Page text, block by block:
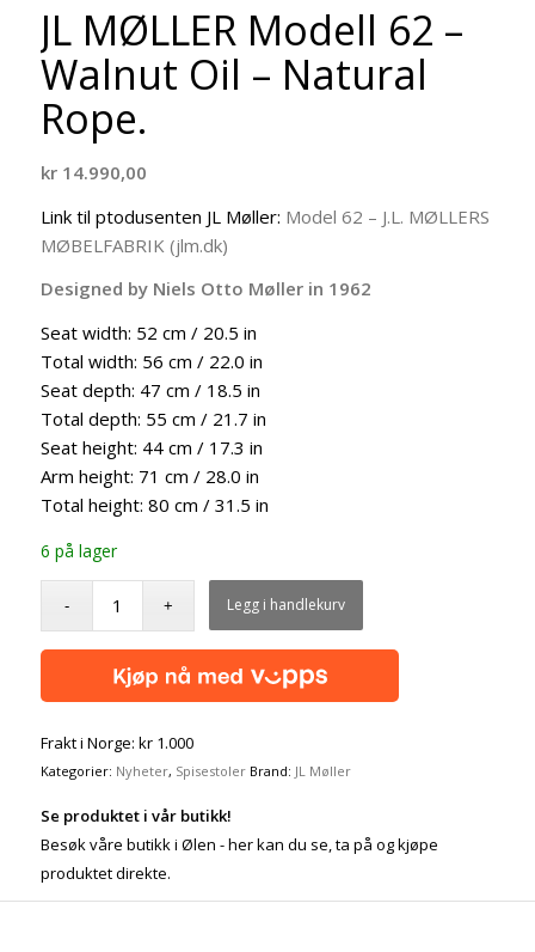
JL MØLLER Modell 62 –
Walnut Oil – Natural
Rope.
kr14.990,00
Link til ptodusenten JL Møller: Model 62 – J.L. MØLLERS
MØBELFABRIK (jlm.dk)
Designed by Niels Otto Møller in 1962
Seat width: 52 cm / 20.5 in
Total width: 56 cm / 22.0 in
Seat depth: 47 cm / 18.5 in
Total depth: 55 cm / 21.7 in
Seat height: 44 cm / 17.3 in
Arm height: 71 cm / 28.0 in
Total height: 80 cm / 31.5 in
6 på lager
Legg i handlekurv
Frakt i Norge: kr 1.000
Kategorier: Nyheter, Spisestoler Brand: JL Møller
Se produktet i vår butikk!
Besøk våre butikk i Ølen - her kan du se, ta på og kjøpe
produktet direkte.